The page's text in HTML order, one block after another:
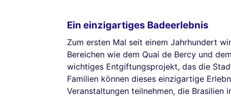
Ein einzigartiges Badeerlebnis
Zum ersten Mal seit einem Jahrhundert
Bereichen wie dem Quai de Bercy und
wichtiges Entgiftungsprojekt, das die
Familien können dieses einzigartige
Veranstaltungen teilnehmen, die Brasilien